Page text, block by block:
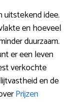
uitstekend idee.
en hoeveel
duurzaam.
er een leven
verkochte
en de
Prijzen